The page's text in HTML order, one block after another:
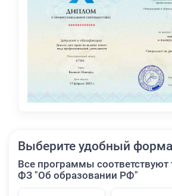
Выберите удобный
Все программы соответствуют
ФЗ "Об образовании РФ"